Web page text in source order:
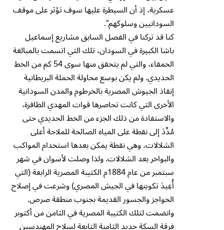
عسكرية، إذ أن السيطرة عليها سوف تؤثر على موقف
السودانيين وسلوكهم”.
كنا قد تركنا في الفصل السابق مشاريع إسماعيل
باشا الكبيرة في السودان، تلك التي اتسمت بالمبالغة
الحمقاء، والتي لم يتحقق منها سوى 54 كم من الخط
الحديدي. ولم يكن بوسع محاولة الحملة البريطانية
إنقاذ الجيوش المصرية بالخرطوم والمدن السودانية
الأخرى التي كانت تحاصرها قوات المهدي الظافرة،
والاستفادة من ذلك الجزء من الخط الحديدي حتى
مُدِّدَ إلى نقطة على المياه الصالحة للملاحة أعلى
الشلالات، وهي نقطة يمكن بعدها استخدام المواكب
والبواخر بعد الشلالات. ولذا وصلت لأسوان في شهر
سبتمبر من عام 1884م الكتيبة المصرية الرابعة (التي
أُعِيدَ تكوينها في الجيش المصري) وشرعت في إصلاح
الحواجز والجسور القديمة بجنوب منطقة صرص.
وانضمت لتلك الكتيبة المصرية في الثامن من أكتوبر
فرقة السكة حديد الثامنة التابعة لسلاح المهندسين